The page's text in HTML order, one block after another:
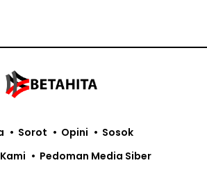
Sorot Opini
Sosok
Pedoman Media Siber